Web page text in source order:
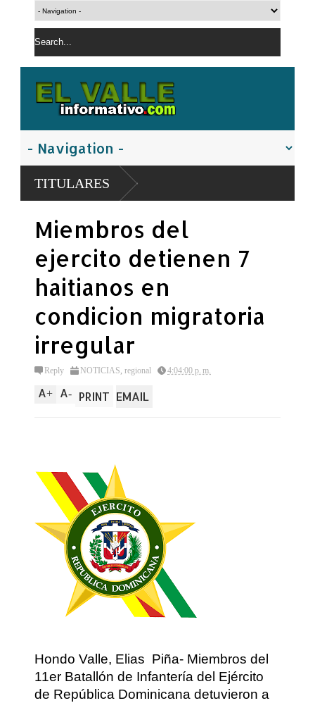
TITULARES
Miembros del
ejercito detienen 7
haitianos en
condicion migratoria
irregular
Reply NOTICIAS, regional 4:04:00 p. m.
A+ A- PRINT EMAIL
Hondo Valle, Elias Piña- Miembros del
11er Batallón de Infantería del Ejército
de República Dominicana detuvieron a